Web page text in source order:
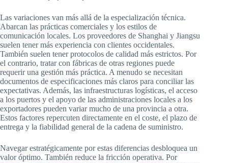
Las variaciones van más allá de la especialización técnica.
Abarcan las prácticas comerciales y los estilos de
comunicación locales. Los proveedores de Shanghai y Jiangsu
suelen tener más experiencia con clientes occidentales.
También suelen tener protocolos de calidad más estrictos. Por
el contrario, tratar con fábricas de otras regiones puede
requerir una gestión más práctica. A menudo se necesitan
documentos de especificaciones más claros para conciliar las
expectativas. Además, las infraestructuras logísticas, el acceso
a los puertos y el apoyo de las administraciones locales a los
exportadores pueden variar mucho de una provincia a otra.
Estos factores repercuten directamente en el coste, el plazo de
entrega y la fiabilidad general de la cadena de suministro.
Navegar estratégicamente por estas diferencias desbloquea un
valor óptimo. También reduce la fricción operativa. Por